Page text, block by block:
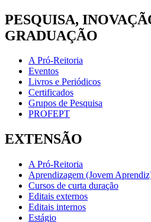
PESQUISA,
GRADUAÇÃO
A Pró-Reitoria
Eventos
Livros e Periódicos
Certificados
Grupos de Pesquisa
PROFEPT
EXTENSÃO
A Pró-Reitoria
Aprendizagem (Jovem
Cursos de curta duração
Editais externos
Editais internos
Estágio